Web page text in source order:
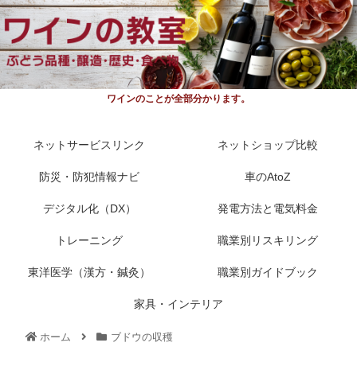
ワインのことが全部分かります。
ネットサービスリンク ネットショップ比較
防災・防犯情報ナビ 車のAtoZ
デジタル化（DX） 発電方法と電気料金
トレーニング 職業別リスキリング
東洋医学（漢方・鍼灸） 職業別ガイドブック
家具・インテリア
ホーム ブドウの収穫